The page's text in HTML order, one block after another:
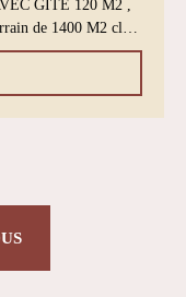
GITE 120 M2 ,
de 1400 M2 clos
d' un coté , 4
, 2 wc , 2
la maison et
, SUR LE
SOUTERRAINE D'
, ballades en